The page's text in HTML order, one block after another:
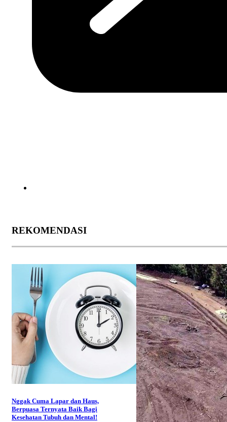
REKOMENDASI
Nggak Cuma Lapar dan Haus,
Berpuasa Ternyata Baik Bagi
Kesehatan Tubuh dan Mental!